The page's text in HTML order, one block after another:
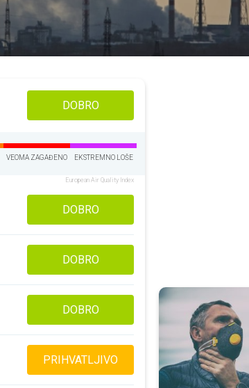
DOBRO
VEOMA ZAGAĐENO EKSTREMNO LOŠE
European Air Quality Index
DOBRO
DOBRO
DOBRO
PRIHVATLJIVO
Vremenski uslovi i